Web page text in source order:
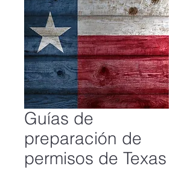
Guías de
preparación de
permisos de Texas